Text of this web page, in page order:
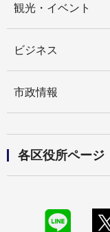
観光・イベント
ビジネス
市政情報
各区役所ページ